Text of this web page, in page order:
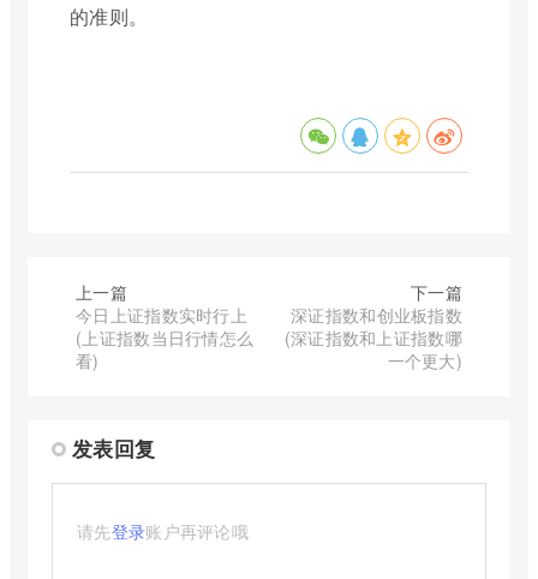
的准则。
上一篇
今日上证指数实时行上
(上证指数当日行情怎么
看)
下一篇
深证指数和创业板指数
(深证指数和上证指数哪
一个更大)
发表回复
请先登录账户再评论哦